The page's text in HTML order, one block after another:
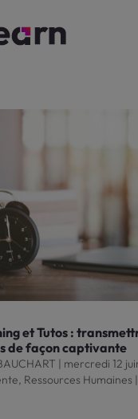
et Tutos :
de façon captivante
| mercredi 12
, Ressources Humaines |